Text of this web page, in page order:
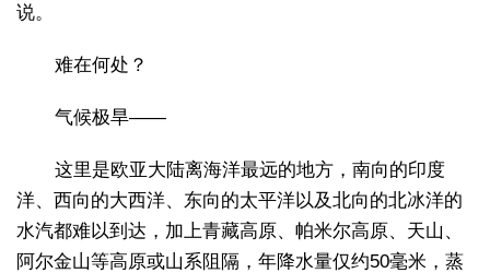
说。
难在何处？
气候极旱——
这里是欧亚大陆离海洋最远的地方，南向的印度
洋、西向的大西洋、东向的太平洋以及北向的北冰洋的
水汽都难以到达，加上青藏高原、帕米尔高原、天山、
阿尔金山等高原或山系阻隔，年降水量仅约50毫米，蒸